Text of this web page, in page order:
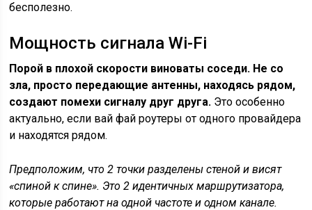
бесполезно.
Мощность сигнала Wi-Fi
Порой в плохой скорости виноваты соседи. Не со
зла, просто передающие антенны, находясь рядом,
создают помехи сигналу друг друга. Это особенно
актуально, если вай фай роутеры от одного провайдера
и находятся рядом.
Предположим, что 2 точки разделены стеной и висят
«спиной к спине». Это 2 идентичных маршрутизатора,
которые работают на одной частоте и одном канале.